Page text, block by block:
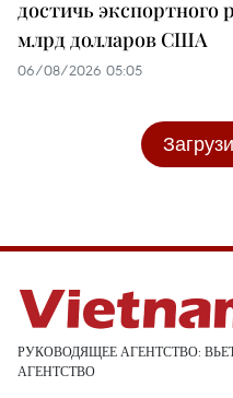
достичь экспортного
млрд долларов США
06/08/2026 05:05
РУКОВОДЯЩЕЕ АГЕНТСТВО:
АГЕНТСТВО